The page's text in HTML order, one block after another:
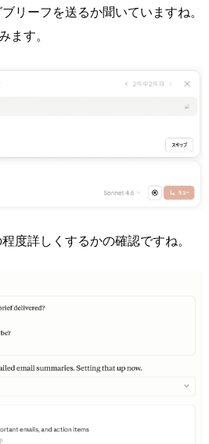
リーフを送るか聞いていますね。
ます。
度詳しくするかの確認ですね。